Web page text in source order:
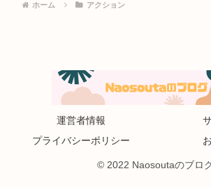
ホーム アクション
運営者情報
プライバシーポリシー
© 2022 Naosoutaのブロ